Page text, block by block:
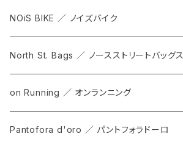
NOiS BIKE ／ ノイズバイク
North St. Bags ／ ノースストリートバッグス
on Running ／ オンランニング
ALL
Pantofora d'oro ／ パントフォラドーロ